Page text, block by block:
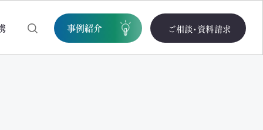
事例紹介 ご相談・資料請求